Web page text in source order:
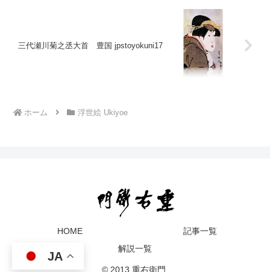
三代瀬川菊之丞大首 豊国 jpstoyokuni17
ホーム 浮世絵 Ukiyoe
HOME
記事一覧
解説一覧
© 2013 重右衛門.
JA